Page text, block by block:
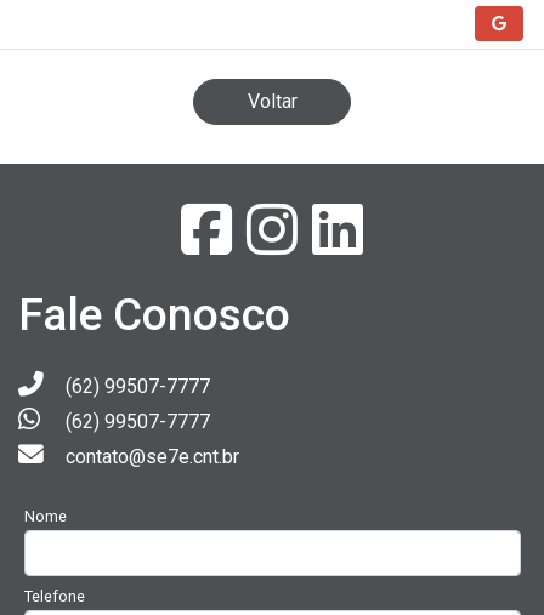
Voltar
Fale Conosco
(62) 99507-7777
(62) 99507-7777
contato@se7e.cnt.br
Nome
Telefone